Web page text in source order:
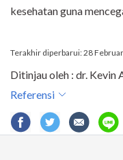
kesehatan guna
Terakhir diperbarui: 28